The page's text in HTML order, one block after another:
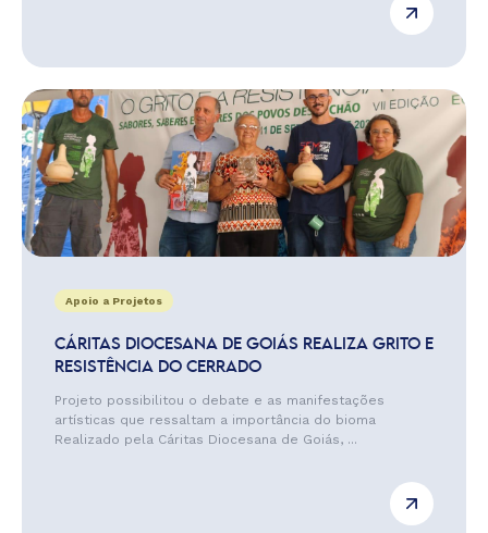
Apoio a Projetos
CÁRITAS DIOCESANA DE GOIÁS REALIZA GRITO E
RESISTÊNCIA DO CERRADO
Projeto possibilitou o debate e as manifestações
artísticas que ressaltam a importância do bioma
Realizado pela Cáritas Diocesana de Goiás, ...